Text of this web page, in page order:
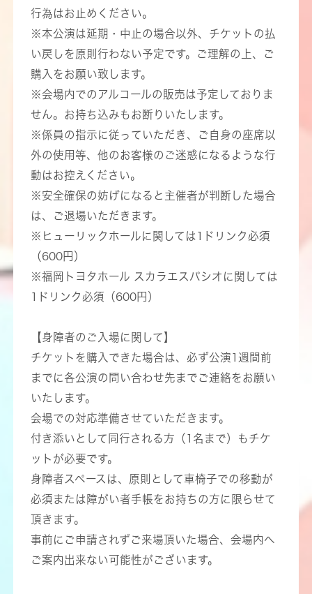
行為はお止めください。
※本公演は延期・中止の場合以外、チケットの払
い戻しを原則行わない予定です。ご理解の上、ご
購入をお願い致します。
※会場内でのアルコールの販売は予定しておりま
せん。お持ち込みもお断りいたします。
※係員の指示に従っていただき、ご自身の座席以
外の使用等、他のお客様のご迷惑になるような行
動はお控えください。
※安全確保の妨げになると主催者が判断した場合
は、ご退場いただきます。
※ヒューリックホールに関しては1ドリンク必須
（600円）
※福岡トヨタホール スカラエスパシオに関しては
1ドリンク必須（600円）
【身障者のご入場に関して】
チケットを購入できた場合は、必ず公演1週間前
までに各公演の問い合わせ先までご連絡をお願い
いたします。
会場での対応準備させていただきます。
付き添いとして同行される方（1名まで）もチケ
ットが必要です。
身障者スペースは、原則として車椅子での移動が
必須または障がい者手帳をお持ちの方に限らせて
頂きます。
事前にご申請されずご来場頂いた場合、会場内へ
ご案内出来ない可能性がございます。